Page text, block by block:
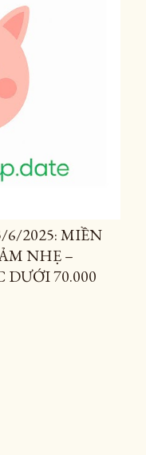
6/2025: MIỀN
NHẸ –
70.000